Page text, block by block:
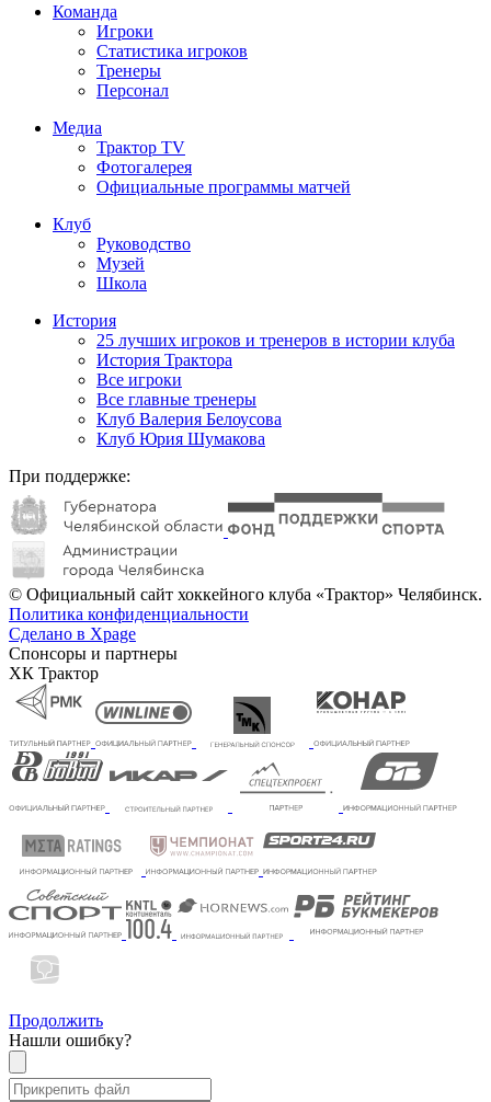
Команда
Игроки
Статистика игроков
Тренеры
Персонал
Медиа
Трактор TV
Фотогалерея
Официальные программы матчей
Клуб
Руководство
Музей
Школа
История
25 лучших игроков и тренеров в истории клуба
История Трактора
Все игроки
Все главные тренеры
Клуб Валерия Белоусова
Клуб Юрия Шумакова
При поддержке:
© Официальный сайт хоккейного клуба «Трактор» Челябинск.
Политика конфиденциальности
Сделано в Xpage
Спонсоры и партнеры
ХК Трактор
Продолжить
Нашли ошибку?